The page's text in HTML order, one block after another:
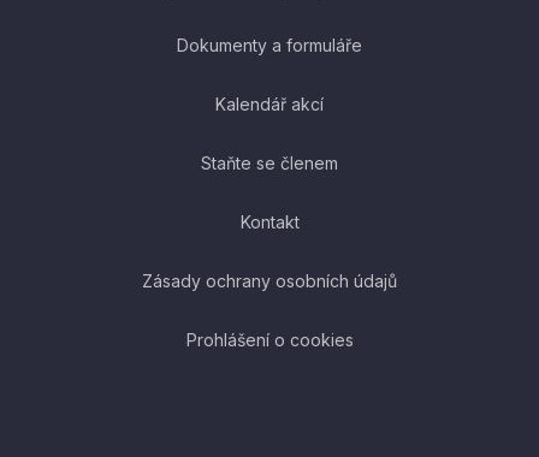
Dokumenty a formuláře
Kalendář akcí
Staňte se členem
Kontakt
Zásady ochrany osobních údajů
Prohlášení o cookies